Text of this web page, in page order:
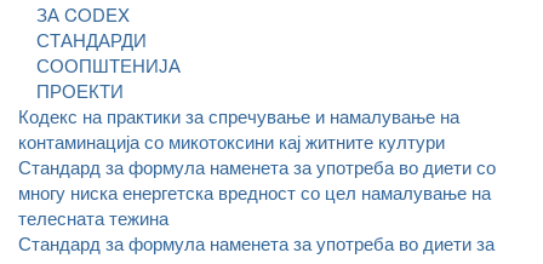
ЗА CODEX
СТАНДАРДИ
СООПШТЕНИЈА
ПРОЕКТИ
Кодекс на практики за спречување и намалување на
контаминација со микотоксини кај житните култури
Стандард за формула наменета за употреба во диети со
многу ниска енергетска вредност со цел намалување на
телесната тежина
Стандард за формула наменета за употреба во диети за